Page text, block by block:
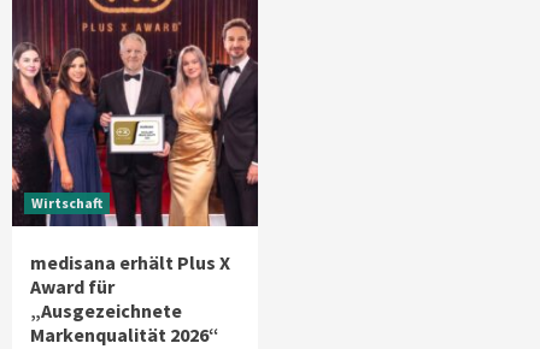
Wirtschaft
medisana erhält Plus X
Award für
„Ausgezeichnete
Markenqualität 2026“